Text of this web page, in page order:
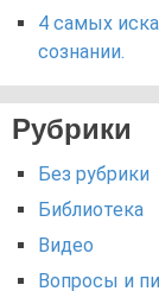
4 самых
сознании.
Рубрики
Без рубрики
Библиотека
Видео
Вопросы и